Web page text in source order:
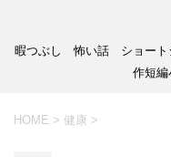
暇つぶし 怖い話 ショート
作短
HOME > 健康 >